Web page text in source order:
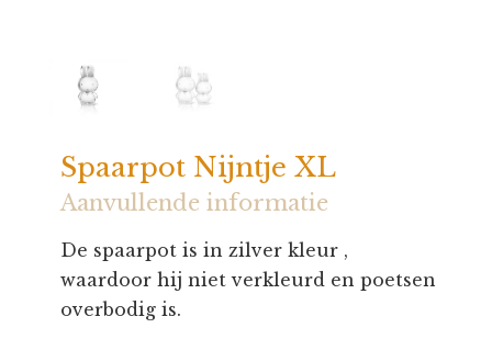
Spaarpot Nijntje XL
Aanvullende informatie
De spaarpot is in zilver kleur ,
waardoor hij niet verkleurd en poetsen
overbodig is.